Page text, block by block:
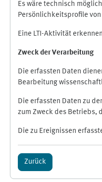
Es wäre technisch
Persönlichkeitsprofile
Eine LTI-Aktivität
Zweck der Verarbeitung
Die erfassten Daten
Bearbeitung
Die erfassten Daten zu
zum Zweck des Betriebs,
Die zu Ereignissen
Zurück